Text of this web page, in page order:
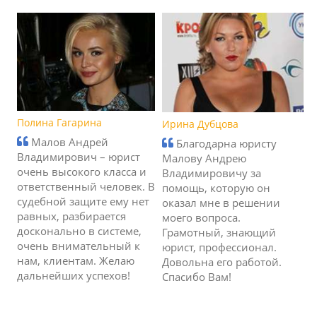
Полина Гагарина
Малов Андрей
Владимирович – юрист
очень высокого класса и
ответственный человек. В
судебной защите ему нет
равных, разбирается
досконально в системе,
очень внимательный к
нам, клиентам. Желаю
дальнейших успехов!
Ирина Дубцова
Благодарна юристу
Малову Андрею
Владимировичу за
помощь, которую он
оказал мне в решении
моего вопроса.
Грамотный, знающий
юрист, профессионал.
Довольна его работой.
Спасибо Вам!